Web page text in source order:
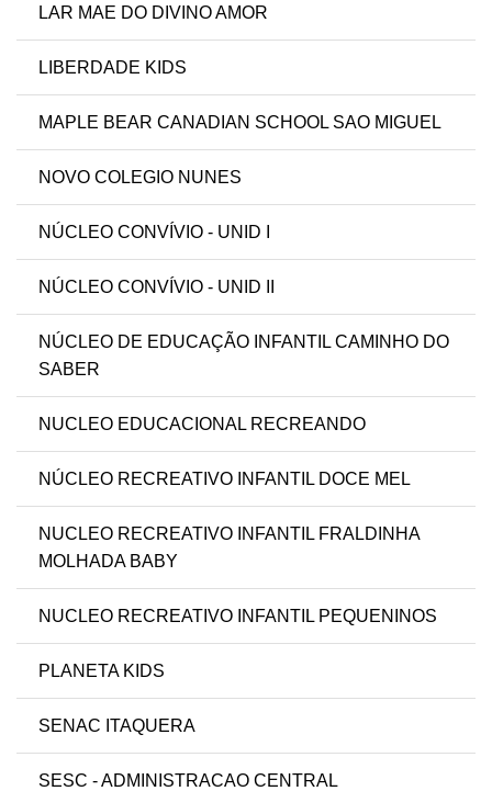
LAR MAE DO DIVINO AMOR
LIBERDADE KIDS
MAPLE BEAR CANADIAN SCHOOL SAO MIGUEL
NOVO COLEGIO NUNES
NÚCLEO CONVÍVIO - UNID I
NÚCLEO CONVÍVIO - UNID II
NÚCLEO DE EDUCAÇÃO INFANTIL CAMINHO DO
SABER
NUCLEO EDUCACIONAL RECREANDO
NÚCLEO RECREATIVO INFANTIL DOCE MEL
NUCLEO RECREATIVO INFANTIL FRALDINHA
MOLHADA BABY
NUCLEO RECREATIVO INFANTIL PEQUENINOS
PLANETA KIDS
SENAC ITAQUERA
SESC - ADMINISTRACAO CENTRAL